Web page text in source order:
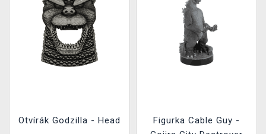
Otvírák Godzilla - Head
Figurka Cable Guy -